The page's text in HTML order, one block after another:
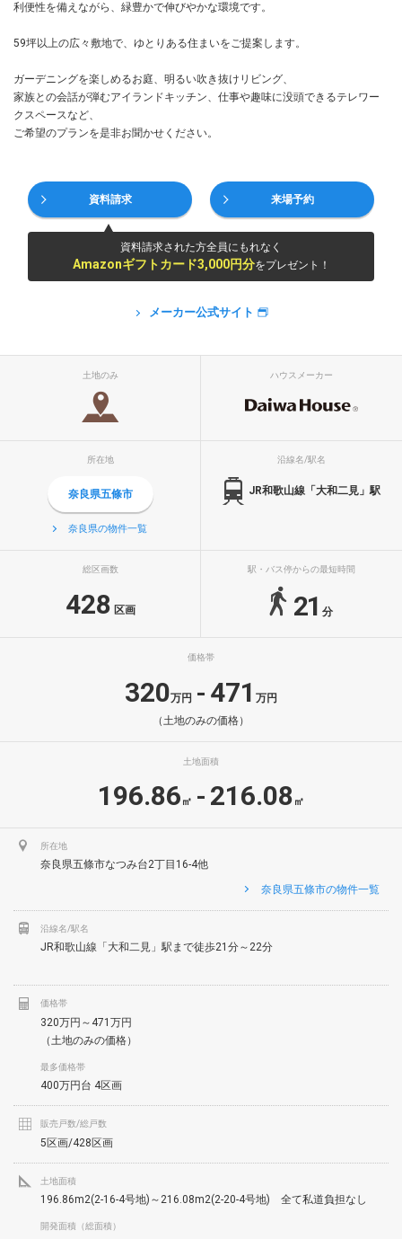
利便性を備えながら、緑豊かで伸びやかな環境です。
59坪以上の広々敷地で、ゆとりある住まいをご提案します。
ガーデニングを楽しめるお庭、明るい吹き抜けリビング、
家族との会話が弾むアイランドキッチン、仕事や趣味に没頭できるテレワー
クスペースなど、
ご希望のプランを是非お聞かせください。
資料請求 来場予約
資料請求された方全員にもれなく
Amazonギフトカード3,000円分をプレゼント！
メーカー公式サイト
土地のみ ハウスメーカー
所在地
奈良県五條市
奈良県の物件一覧
沿線名/駅名
JR和歌山線「大和二見」駅
総区画数
428 区画
駅・バス停からの最短時間
21 分
価格帯
320万円 - 471 万円
（土地のみの価格）
土地面積
196.86 ㎡ - 216.08 ㎡
所在地
奈良県五條市なつみ台2丁目16-4他
奈良県五條市の物件一覧
沿線名/駅名
JR和歌山線「大和二見」駅まで徒歩21分～22分
価格帯
320万円～471万円
（土地のみの価格）
最多価格帯
400万円台 4区画
販売戸数/総戸数
5区画/428区画
土地面積
196.86m2(2-16-4号地)～216.08m2(2-20-4号地) 全て私道負担なし
開発面積（総面積）